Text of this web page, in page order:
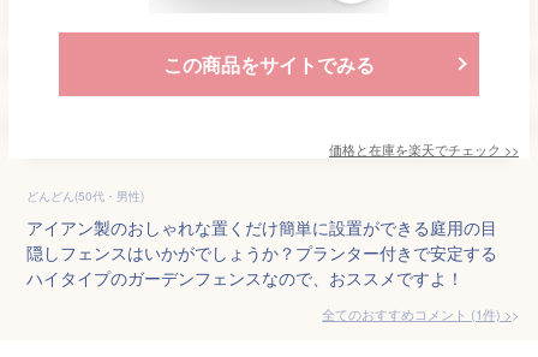
この商品をサイトでみる
価格と在庫を楽天でチェック >>
どんどん(50代・男性)
アイアン製のおしゃれな置くだけ簡単に設置ができる庭用の目
隠しフェンスはいかがでしょうか？プランター付きで安定する
ハイタイプのガーデンフェンスなので、おススメですよ！
全てのおすすめコメント (1件) >